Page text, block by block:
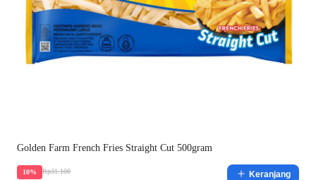
Golden Farm French Fries Straight Cut 500gram
10% Rp31.100 Keranjang